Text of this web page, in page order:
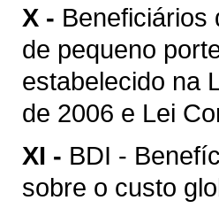
X - Beneficiários
de pequeno
estabelecido na
de 2006 e Lei
XI - BDI -
sobre o custo